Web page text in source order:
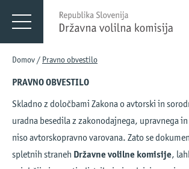
DVK
Domov / Pravno obvestilo
PRAVNO OBVESTILO
Skladno z določbami Zakona o avtorski in
uradna besedila z zakonodajnega, upravnega
niso avtorskopravno varovana. Zato se
spletnih straneh Državne volilne komisije,